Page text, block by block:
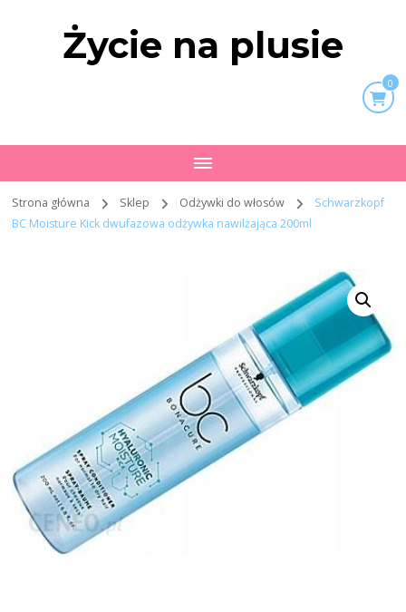
Życie na plusie
0
Strona główna Sklep Odżywki do włosów
Schwarzkopf
BC Moisture Kick dwufazowa odżywka nawilżająca 200ml